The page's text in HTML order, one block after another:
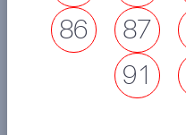
86
87
91